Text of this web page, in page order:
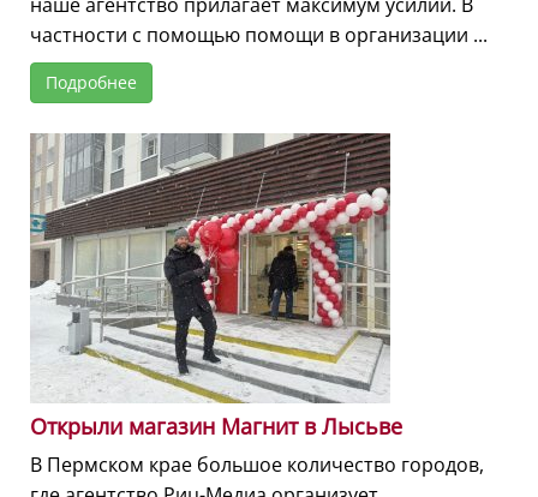
частности с помощью помощи в организации ...
Подробнее
Открыли магазин Магнит в Лысьве
В Пермском крае большое количество городов,